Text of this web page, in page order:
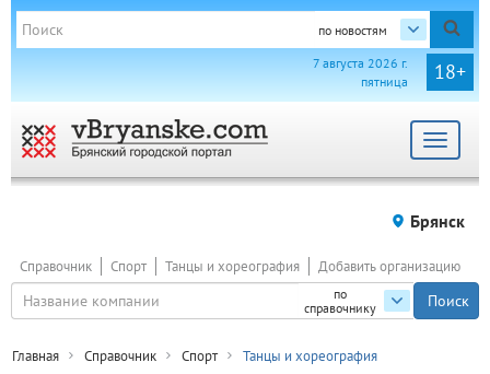
по новостям
18+
7 августа 2026 г.
пятница
Toggle
Брянск
по
справочнику
Справочник Спорт Танцы и хореография Добавить организацию
Главная Справочник Спорт Танцы и хореография